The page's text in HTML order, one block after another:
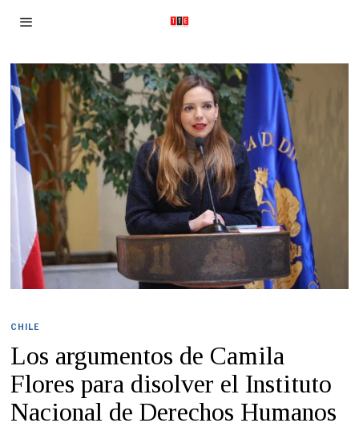
CHILE
Los argumentos de Camila
Flores para disolver el Instituto
Nacional de Derechos Humanos